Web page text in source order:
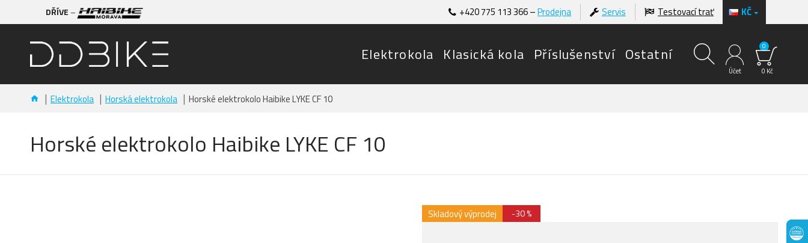
DŘÍVE – KČ
+420 775 113 366 –Prodejna Servis Testovací trať
Elektrokola Klasická kola Příslušenství Ostatní
Účet 0 Kč
0
Elektrokola Horská elektrokola Horské elektrokolo Haibike LYKE CF 10
Horské elektrokolo Haibike LYKE CF 10
Skladový výprodej -30 %